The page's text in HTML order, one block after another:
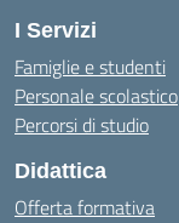
I Servizi
Famiglie e studenti
Personale scolastico
Percorsi di studio
Didattica
Offerta formativa